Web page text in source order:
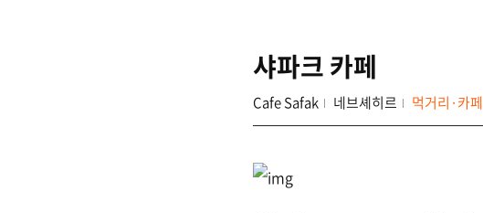
샤파크 카페
Cafe Safak 네브셰히르 먹거리·카페